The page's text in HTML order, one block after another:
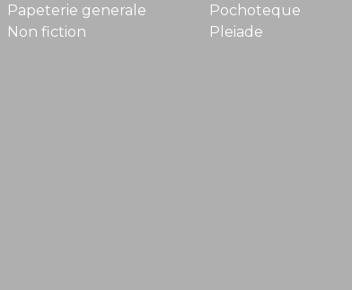
Papeterie generale
Non fiction
Pochoteque
Pleiade